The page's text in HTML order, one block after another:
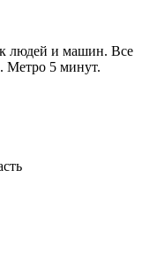
людей и машин. Все
Метро 5 минут.